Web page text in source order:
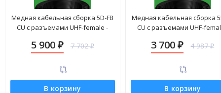
Медная кабельная сборка 5D-FB
CU с разъемами UHF-female -
5 900 ₽ 7 702₽
В корзину
Медная кабельная сборка
CU с разъемами UHF-
3 700₽ 4 987₽
В корзину